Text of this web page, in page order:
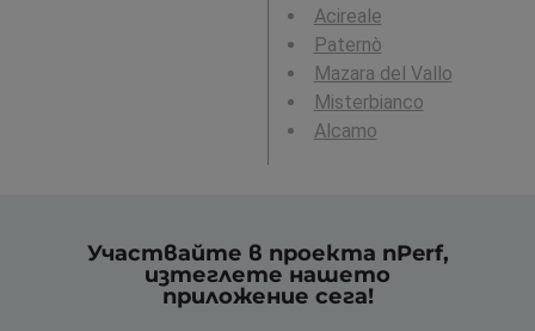
Acireale
Paternò
Mazara del Vallo
Misterbianco
Alcamo
Участвайте в проекта nPerf,
изтеглете нашето
приложение сега!